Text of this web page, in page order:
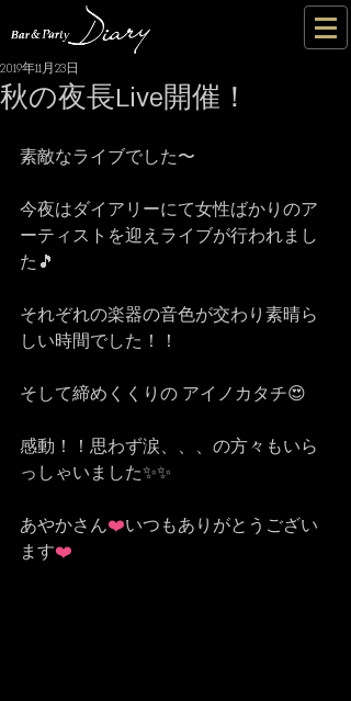
秋の夜長Live開催！
2019年11月23日
素敵なライブでした〜
今夜はダイアリーにて女性ばかりのア
ーティストを迎えライブが行われまし
た🎵
それぞれの楽器の音色が交わり素晴ら
しい時間でした！！
そして締めくくりの アイノカタチ😍
感動！！思わず涙、、、の方々もいら
っしゃいました✨✨
あやかさん❤️いつもありがとうござい
ます❤️